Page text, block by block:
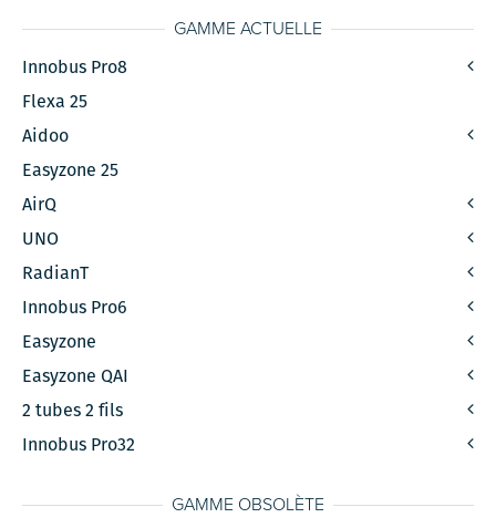
GAMME ACTUELLE
Innobus Pro8
Flexa 25
Aidoo
Easyzone 25
AirQ
UNO
RadianT
Innobus Pro6
Easyzone
Easyzone QAI
2 tubes 2 fils
Innobus Pro32
GAMME OBSOLÈTE